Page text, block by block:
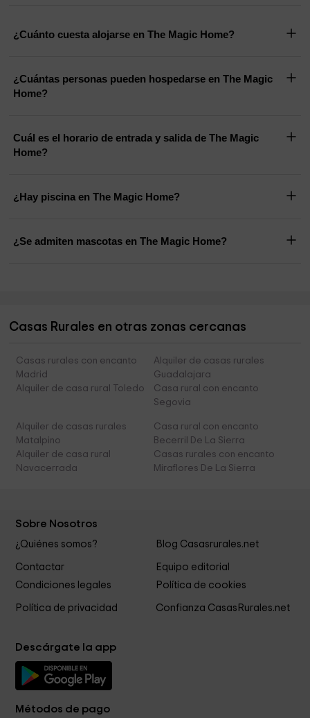
¿Cuánto cuesta alojarse en The Magic Home?
¿Cuántas personas pueden hospedarse en The Magic
Home?
Cuál es el horario de entrada y salida de The Magic
Home?
¿Hay piscina en The Magic Home?
¿Se admiten mascotas en The Magic Home?
Casas Rurales en otras zonas cercanas
Casas rurales con encanto
Madrid
Alquiler de casas rurales
Guadalajara
Alquiler de casa rural Toledo
Casa rural con encanto
Segovia
Alquiler de casas rurales
Matalpino
Casa rural con encanto
Becerril De La Sierra
Alquiler de casa rural
Navacerrada
Casas rurales con encanto
Miraflores De La Sierra
Sobre Nosotros
¿Quiénes somos? Blog Casasrurales.net
Contactar
Equipo editorial
Condiciones legales
Política de cookies
Política de privacidad Confianza CasasRurales.net
Descárgate la app
Métodos de pago